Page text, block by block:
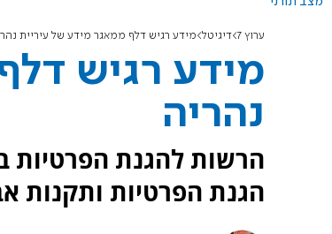
ערוץ 7 דיגיטל מידע רגיש דלף ממאגר מידע של עיריית
מידע רגיש
נהריה
הרשות להגנת הפרטיות
הגנת הפרטיות ותקנות